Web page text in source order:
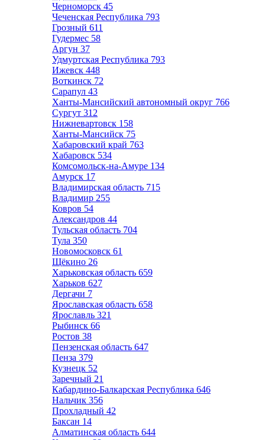
Черноморск 45
Чеченская Республика 793
Грозный 611
Гудермес 58
Аргун 37
Удмуртская Республика 793
Ижевск 448
Воткинск 72
Сарапул 43
Ханты-Мансийский автономный округ 766
Сургут 312
Нижневартовск 158
Ханты-Мансийск 75
Хабаровский край 763
Хабаровск 534
Комсомольск-на-Амуре 134
Амурск 17
Владимирская область 715
Владимир 255
Ковров 54
Александров 44
Тульская область 704
Тула 350
Новомосковск 61
Щёкино 26
Харьковская область 659
Харьков 627
Дергачи 7
Ярославская область 658
Ярославль 321
Рыбинск 66
Ростов 38
Пензенская область 647
Пенза 379
Кузнецк 52
Заречный 21
Кабардино-Балкарская Республика 646
Нальчик 356
Прохладный 42
Баксан 14
Алматинская область 644